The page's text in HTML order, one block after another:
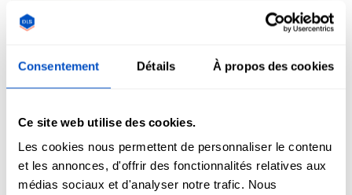
Consentement Détails À propos des cookies
Ce site web utilise des cookies.
Les cookies nous permettent de personnaliser le contenu
et les annonces, d'offrir des fonctionnalités relatives aux
médias sociaux et d'analyser notre trafic. Nous